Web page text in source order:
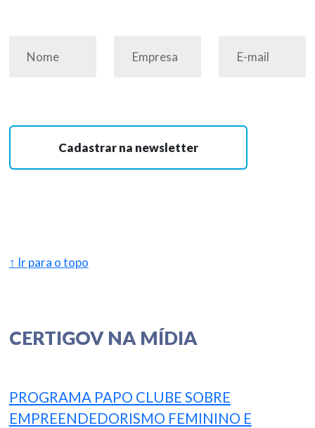
Cadastrar na newsletter
↑ Ir para o topo
CERTIGOV NA MÍDIA
PROGRAMA PAPO CLUBE SOBRE
EMPREENDEDORISMO FEMININO E